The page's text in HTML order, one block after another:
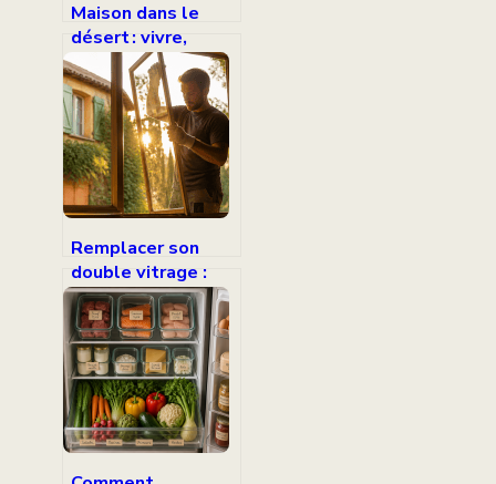
Maison dans le
désert : vivre,
construire et
concevoir un
habitat serein
Remplacer son
double vitrage :
guide technique
pour diviser vos
pertes thermiques
par deux